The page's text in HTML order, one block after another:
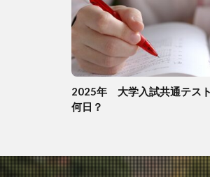
2025年 大学入試共通テス
何日？